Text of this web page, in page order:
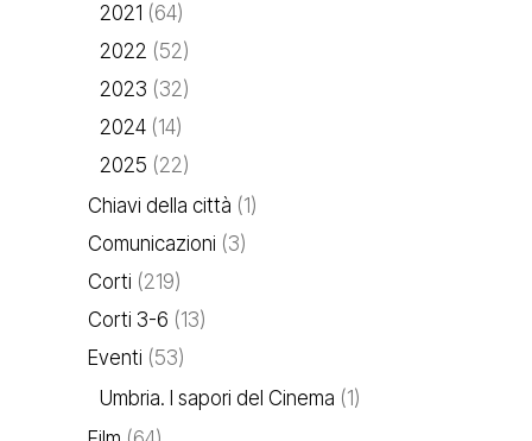
2021 (64)
2022 (52)
2023 (32)
2024 (14)
2025 (22)
Chiavi della città (1)
Comunicazioni (3)
Corti (219)
Corti 3-6 (13)
Eventi (53)
Umbria. I sapori del Cinema (1)